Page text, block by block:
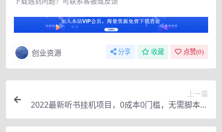
创业资源 分享 收藏 点赞(0)
上一篇
2022最新听书挂机项目，0成本0门槛，无需脚本即
可自动化赚钱